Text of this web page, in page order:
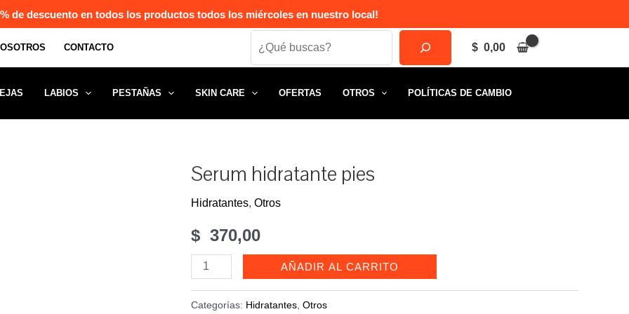
de descuento en todos los productos todos los miércoles en nuestro local!
CONTACTO
Search
$ 0,00
LABIOS PESTAÑAS SKIN CARE OFERTAS OTROS POLÍTICAS DE CAMBIO
Serum hidratante pies
Hidratantes, Otros
$ 370,00
Serum
pies
AÑADIR AL CARRITO
Categorías: Hidratantes Otros